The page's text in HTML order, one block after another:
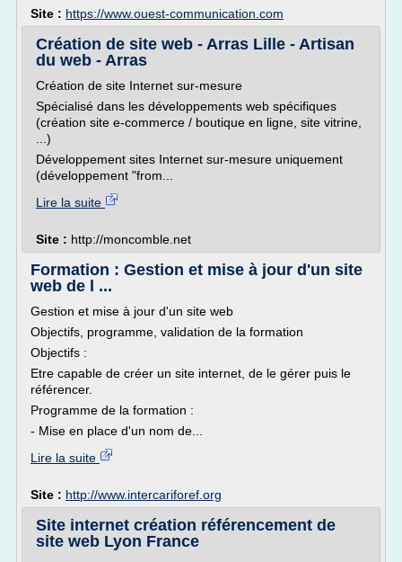
Site : https://www.ouest-communication.com
Création de site web - Arras Lille - Artisan
du web - Arras
Création de site Internet sur-mesure
Spécialisé dans les développements web spécifiques
(création site e-commerce / boutique en ligne, site vitrine,
...)
Développement sites Internet sur-mesure uniquement
(développement "from...
Lire la suite
Site : http://moncomble.net
Formation : Gestion et mise à jour d'un site
web de l ...
Gestion et mise à jour d'un site web
Objectifs, programme, validation de la formation
Objectifs :
Etre capable de créer un site internet, de le gérer puis le
référencer.
Programme de la formation :
- Mise en place d'un nom de...
Lire la suite
Site : http://www.intercariforef.org
Site internet création référencement de
site web Lyon France